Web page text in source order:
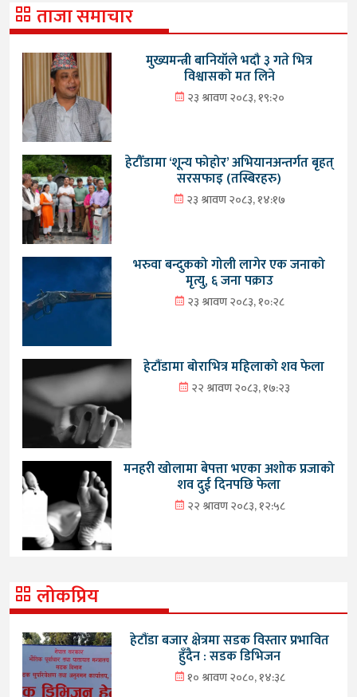
ताजा समाचार
मुख्यमन्त्री बानियाँले भदौ ३ गते भित्र
विश्वासको मत लिने
२३ श्रावण २०८३, १९:२०
हेटौँडामा ‘शून्य फोहोर’ अभियानअन्तर्गत बृहत्
सरसफाइ (तस्बिरहरु)
२३ श्रावण २०८३, १४:१७
भरुवा बन्दुकको गोली लागेर एक जनाको
मृत्यु, ६ जना पक्राउ
२३ श्रावण २०८३, १०:२८
हेटौंडामा बोराभित्र महिलाको शव फेला
२२ श्रावण २०८३, १७:२३
मनहरी खोलामा बेपत्ता भएका अशोक प्रजाको
शव दुई दिनपछि फेला
२२ श्रावण २०८३, १२:५८
लोकप्रिय
हेटौंडा बजार क्षेत्रमा सडक विस्तार प्रभावित
हुँदैन : सडक डिभिजन
१० श्रावण २०८०, १४:३८